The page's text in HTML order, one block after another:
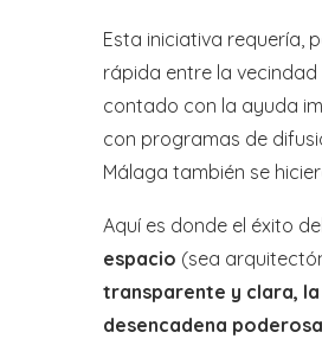
Esta iniciativa requería,
rápida entre la
contado con la ayuda
con programas de
Málaga también se
Aquí es donde el éxito
espacio (sea
transparente y clara,
desencadena